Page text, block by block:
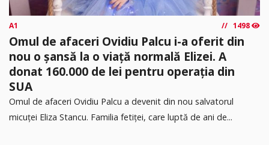
A1 1498
Omul de afaceri Ovidiu Palcu i-a oferit din
nou o șansă la o viață normală Elizei. A
donat 160.000 de lei pentru operația din
SUA
Omul de afaceri Ovidiu Palcu a devenit din nou salvatorul
micuței Eliza Stancu. Familia fetiței, care luptă de ani de...